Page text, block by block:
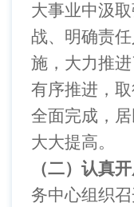
大事业中汲
战、明确责
施，大力推
有序推进，取
全面完成，
大大提高。
（二）认真
务中心组织